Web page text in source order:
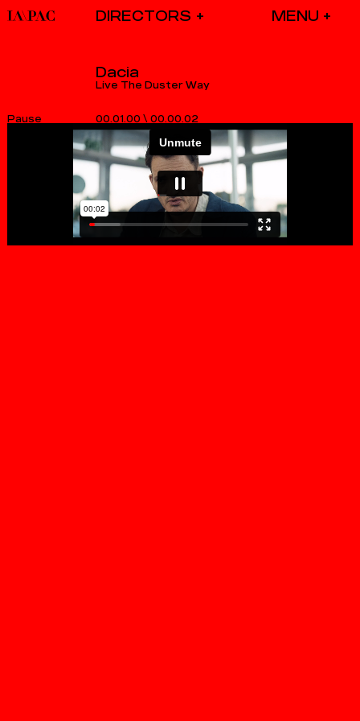
DIRECTORS
00.01.00 \ 00.00.02
Dacia
Live The Duster Way